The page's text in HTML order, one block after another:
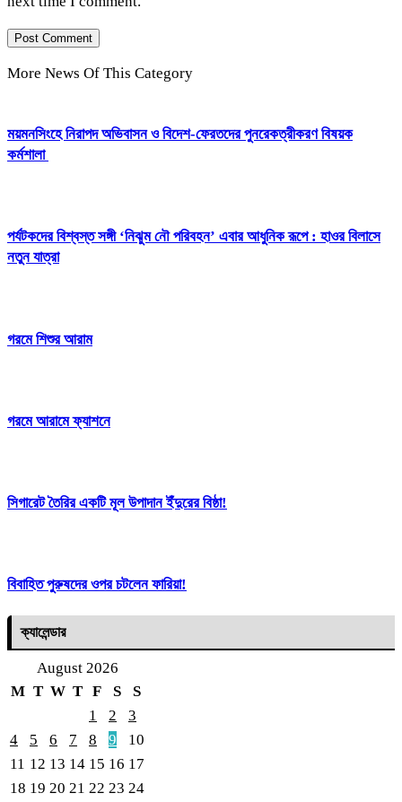
More News Of This Category
ময়মনসিংহে নিরাপদ অভিবাসন ও বিদেশ-ফেরতদের পুনরেকত্রীকরণ বিষয়ক
কর্মশালা
পর্যটকদের বিশ্বস্ত সঙ্গী ‘নিঝুম নৌ পরিবহন’ এবার আধুনিক রূপে : হাওর বিলাসে
নতুন যাত্রা
গরমে শিশুর আরাম
গরমে আরামে ফ্যাশনে
সিগারেট তৈরির একটি মূল উপাদান ইঁদুরের বিষ্ঠা!
বিবাহিত পুরুষদের ওপর চটলেন ফারিয়া!
ক্যালেন্ডার
August 2026
M T W T F S
S
1
2
3
4
5 6 7 8 9
10
11 12 13 14 15 16 17
18 19 20 21 22 23 24